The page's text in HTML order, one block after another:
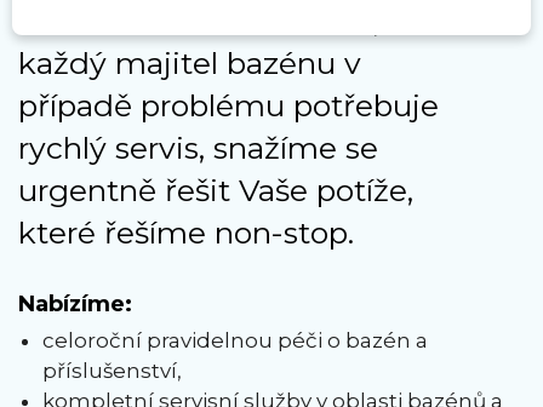
každý majitel bazénu v
případě problému potřebuje
rychlý servis, snažíme se
urgentně řešit Vaše potíže,
které řešíme non-stop.
Nabízíme:
celoroční pravidelnou péči o bazén a
příslušenství,
kompletní servisní služby v oblasti bazénů a